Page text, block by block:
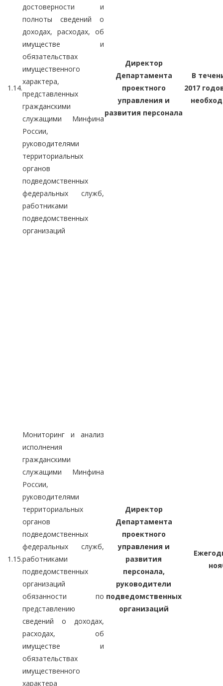
1.14.
достоверности и
полноты сведений о
доходах, расходах, об
имуществе и
обязательствах
имущественного
характера,
представленных
гражданскими
служащими Минфина
России,
руководителями
территориальных
органов
подведомственных
федеральных служб,
работниками
подведомственных
организаций
Директор
Департамента
проектного
управления и
развития персонала
В
2017
1.15.
Мониторинг и анализ
исполнения
гражданскими
служащими Минфина
России,
руководителями
территориальных
органов
подведомственных
федеральных служб,
работниками
подведомственных
организаций
обязанности по
представлению
сведений о доходах,
расходах, об
имуществе и
обязательствах
имущественного
характера
Директор
Департамента
проектного
управления и
развития
персонала,
руководители
подведомственных
организаций